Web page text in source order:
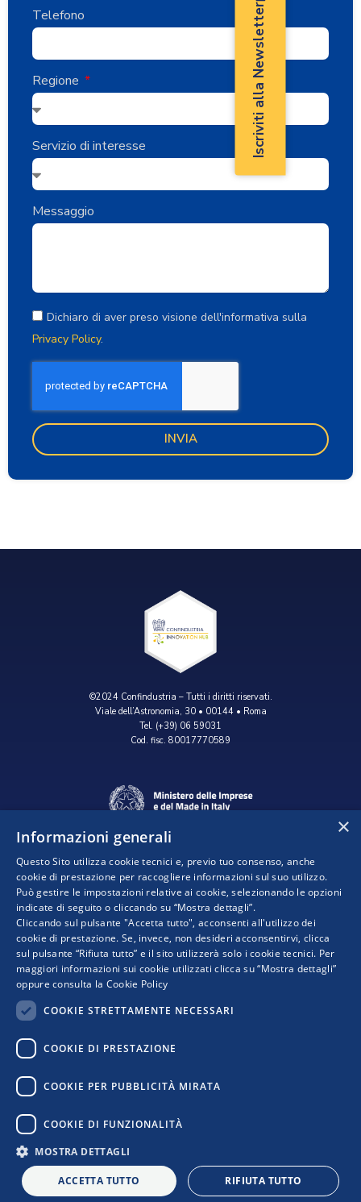
Telefono
Regione
Servizio di interesse
Messaggio
Dichiaro di aver preso visione dell'informativa sulla
Privacy Policy.
INVIA
©2024 Confindustria – Tutti i diritti riservati.
Viale dell’Astronomia, 30 • 00144 • Roma
Tel. (+39) 06 59031
Cod. fisc. 80017770589
Progetto realizzato da:
I punti di vista e le opinioni espresse sono solo quelli degli autori e non riflettono
necessariamente quelli dell’Unione Europea o della Commissione Europea. Né l’Unione
Privacy Policy|Cookie Policy
Newsletter| Confindustria
×
Informazioni generali
Questo Sito utilizza cookie tecnici e, previo tuo consenso, anche
cookie di prestazione per raccogliere informazioni sul suo utilizzo.
Può gestire le impostazioni relative ai cookie, selezionando le opzioni
indicate di seguito o cliccando su “Mostra dettagli”.
Cliccando sul pulsante "Accetta tutto", acconsenti all'utilizzo dei
cookie di prestazione. Se, invece, non desideri acconsentirvi, clicca
sul pulsante “Rifiuta tutto” e il sito utilizzerà solo i cookie tecnici. Per
maggiori informazioni sui cookie utilizzati clicca su “Mostra dettagli”
oppure consulta la Cookie Policy
COOKIE STRETTAMENTE NECESSARI
COOKIE DI PRESTAZIONE
COOKIE PER PUBBLICITÀ MIRATA
COOKIE DI FUNZIONALITÀ
MOSTRA DETTAGLI
ACCETTA TUTTO RIFIUTA TUTTO
Iscriviti alla Newsletter